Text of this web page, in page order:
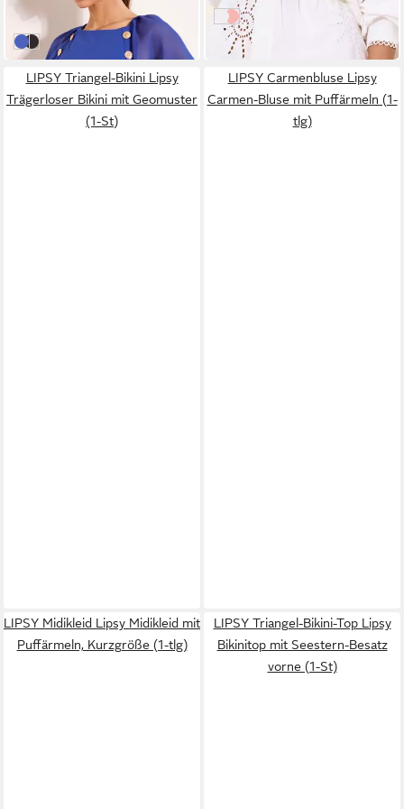
-35%
BlueBlack
White
Pink
LIPSY Triangel-Bikini Lipsy
Trägerloser Bikini mit Geomuster
(1-St)
LIPSY Carmenbluse Lipsy
Carmen-Bluse mit Puffärmeln (1-
tlg)
LIPSY Midikleid Lipsy Midikleid mit
Puffärmeln, Kurzgröße (1-tlg)
LIPSY Triangel-Bikini-Top Lipsy
Bikinitop mit Seestern-Besatz
vorne (1-St)